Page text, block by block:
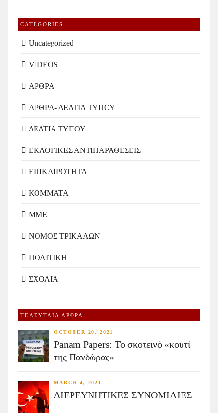
CATEGORIES
Uncategorized
VIDEOS
ΑΡΘΡΑ
ΑΡΘΡΑ- ΔΕΛΤΙΑ ΤΥΠΟΥ
ΔΕΛΤΙΑ ΤΥΠΟΥ
ΕΚΛΟΓΙΚΕΣ ΑΝΤΙΠΑΡΑΘΕΣΕΙΣ
ΕΠΙΚΑΙΡΟΤΗΤΑ
ΚΟΜΜΑΤΑ
ΜΜΕ
ΝΟΜΟΣ ΤΡΙΚΑΛΩΝ
ΠΟΛΙΤΙΚΗ
ΣΧΟΛΙΑ
ΤΕΛΕΥΤΑΙΑ ΑΡΘΡΑ
OCTOBER 20, 2021
Panam Papers: Το σκοτεινό «κουτί
της Πανδώρας»
MARCH 4, 2021
ΔΙΕΡΕΥΝΗΤΙΚΕΣ ΣΥΝΟΜΙΛΙΕΣ